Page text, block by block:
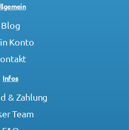
Blog
Konto
Infos
& Zahlung
Team